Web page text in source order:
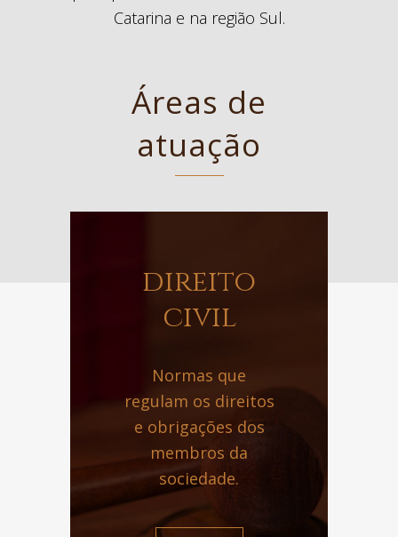
Catarina e na região Sul.
Áreas de
atuação
direito
civil
Normas que
regulam os direitos
e obrigações dos
membros da
sociedade.